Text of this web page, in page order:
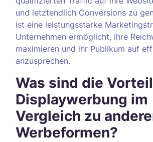
und letztendlich Conversions zu
ist eine leistungsstarke
Unternehmen ermöglicht, ihre
maximieren und ihr Publikum auf
anzusprechen.
Was sind die
Displaywerbung im
Vergleich zu
Werbeformen?